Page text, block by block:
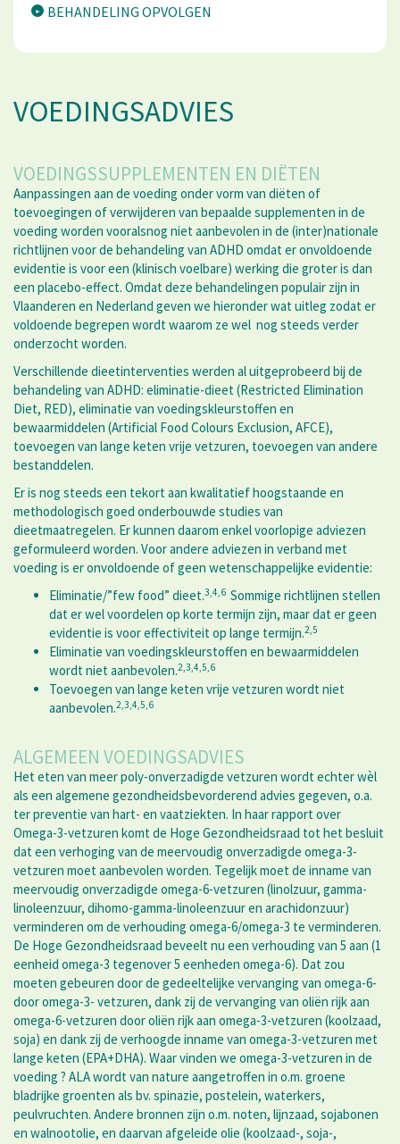
BEHANDELING OPVOLGEN
VOEDINGSADVIES
VOEDINGSSUPPLEMENTEN EN DIËTEN
Aanpassingen aan de voeding onder vorm van diëten of
toevoegingen of verwijderen van bepaalde supplementen in de
voeding worden vooralsnog niet aanbevolen in de (inter)nationale
richtlijnen voor de behandeling van ADHD omdat er onvoldoende
evidentie is voor een (klinisch voelbare) werking die groter is dan
een placebo-effect. Omdat deze behandelingen populair zijn in
Vlaanderen en Nederland geven we hieronder wat uitleg zodat er
voldoende begrepen wordt waarom ze wel nog steeds verder
onderzocht worden.
Verschillende dieetinterventies werden al uitgeprobeerd bij de
behandeling van ADHD: eliminatie-dieet (Restricted Elimination
Diet, RED), eliminatie van voedingskleurstoffen en
bewaarmiddelen (Artificial Food Colours Exclusion, AFCE),
toevoegen van lange keten vrije vetzuren, toevoegen van andere
bestanddelen.
Er is nog steeds een tekort aan kwalitatief hoogstaande en
methodologisch goed onderbouwde studies van
dieetmaatregelen. Er kunnen daarom enkel voorlopige adviezen
geformuleerd worden. Voor andere adviezen in verband met
voeding is er onvoldoende of geen wetenschappelijke evidentie:
Eliminatie/”few food” dieet.3,4,6 Sommige richtlijnen stellen
dat er wel voordelen op korte termijn zijn, maar dat er geen
evidentie is voor effectiviteit op lange termijn.2,5
Eliminatie van voedingskleurstoffen en bewaarmiddelen
wordt niet aanbevolen.2,3,4,5,6
Toevoegen van lange keten vrije vetzuren wordt niet
aanbevolen.2,3,4,5,6
ALGEMEEN VOEDINGSADVIES
Het eten van meer poly-onverzadigde vetzuren wordt echter wèl
als een algemene gezondheidsbevorderend advies gegeven, o.a.
ter preventie van hart- en vaatziekten. In haar rapport over
Omega-3-vetzuren komt de Hoge Gezondheidsraad tot het besluit
dat een verhoging van de meervoudig onverzadigde omega-3-
vetzuren moet aanbevolen worden. Tegelijk moet de inname van
meervoudig onverzadigde omega-6-vetzuren (linolzuur, gamma-
linoleenzuur, dihomo-gamma-linoleenzuur en arachidonzuur)
verminderen om de verhouding omega-6/omega-3 te verminderen.
De Hoge Gezondheidsraad beveelt nu een verhouding van 5 aan (1
eenheid omega-3 tegenover 5 eenheden omega-6). Dat zou
moeten gebeuren door de gedeeltelijke vervanging van omega-6-
door omega-3- vetzuren, dank zij de vervanging van oliën rijk aan
omega-6-vetzuren door oliën rijk aan omega-3-vetzuren (koolzaad,
soja) en dank zij de verhoogde inname van omega-3-vetzuren met
lange keten (EPA+DHA). Waar vinden we omega-3-vetzuren in de
voeding ? ALA wordt van nature aangetroffen in o.m. groene
bladrijke groenten als bv. spinazie, postelein, waterkers,
peulvruchten. Andere bronnen zijn o.m. noten, lijnzaad, sojabonen
en walnootolie, en daarvan afgeleide olie (koolzaad-, soja-,